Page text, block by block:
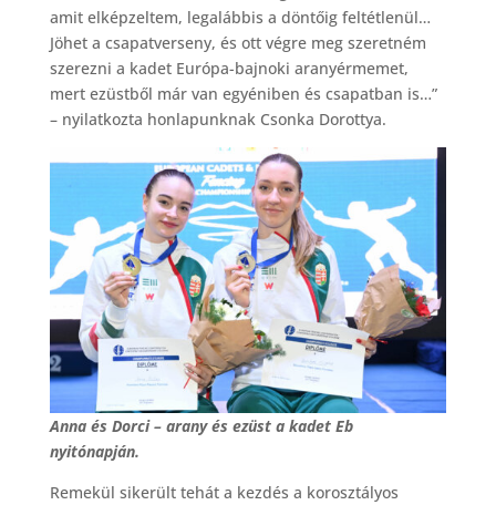
amit elképzeltem, legalábbis a döntőig feltétlenül…
Jöhet a csapatverseny, és ott végre meg szeretném
szerezni a kadet Európa-bajnoki aranyérmemet,
mert ezüstből már van egyéniben és csapatban is…”
– nyilatkozta honlapunknak Csonka Dorottya.
Anna és Dorci – arany és ezüst a kadet Eb
nyitónapján.
Remekül sikerült tehát a kezdés a korosztályos